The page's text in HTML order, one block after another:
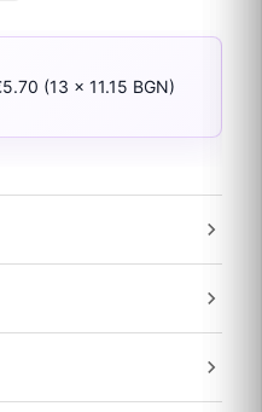
(13 x 11.15 BGN)